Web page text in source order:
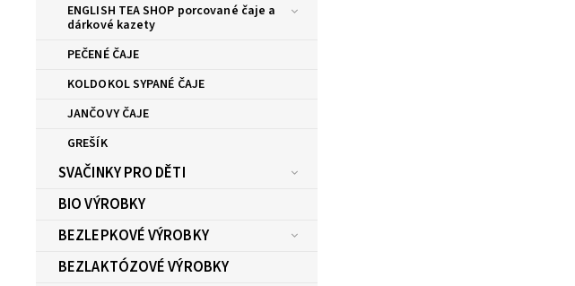
ENGLISH TEA SHOP porcované čaje a
dárkové kazety
PEČENÉ ČAJE
KOLDOKOL SYPANÉ ČAJE
JANČOVY ČAJE
GREŠÍK
SVAČINKY PRO DĚTI
BIO VÝROBKY
BEZLEPKOVÉ VÝROBKY
BEZLAKTÓZOVÉ VÝROBKY